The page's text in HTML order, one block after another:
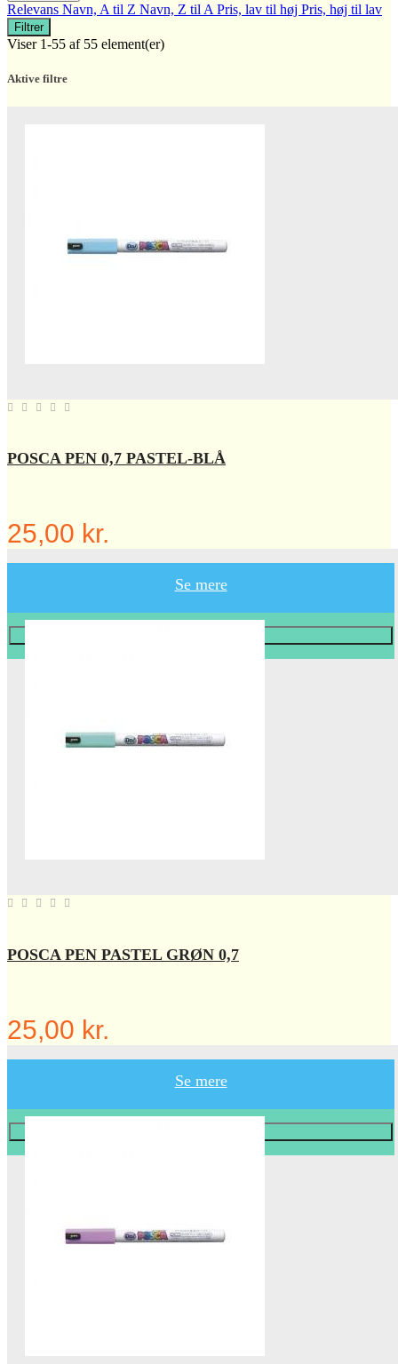
Relevans Navn, A til Z Navn, Z til A Pris, lav til høj Pris, høj til lav
Filtrer
Viser 1-55 af 55 element(er)
Aktive filtre
POSCA PEN 0,7 PASTEL-BLÅ
25,00 kr.
Se mere
POSCA PEN PASTEL GRØN 0,7
25,00 kr.
Se mere